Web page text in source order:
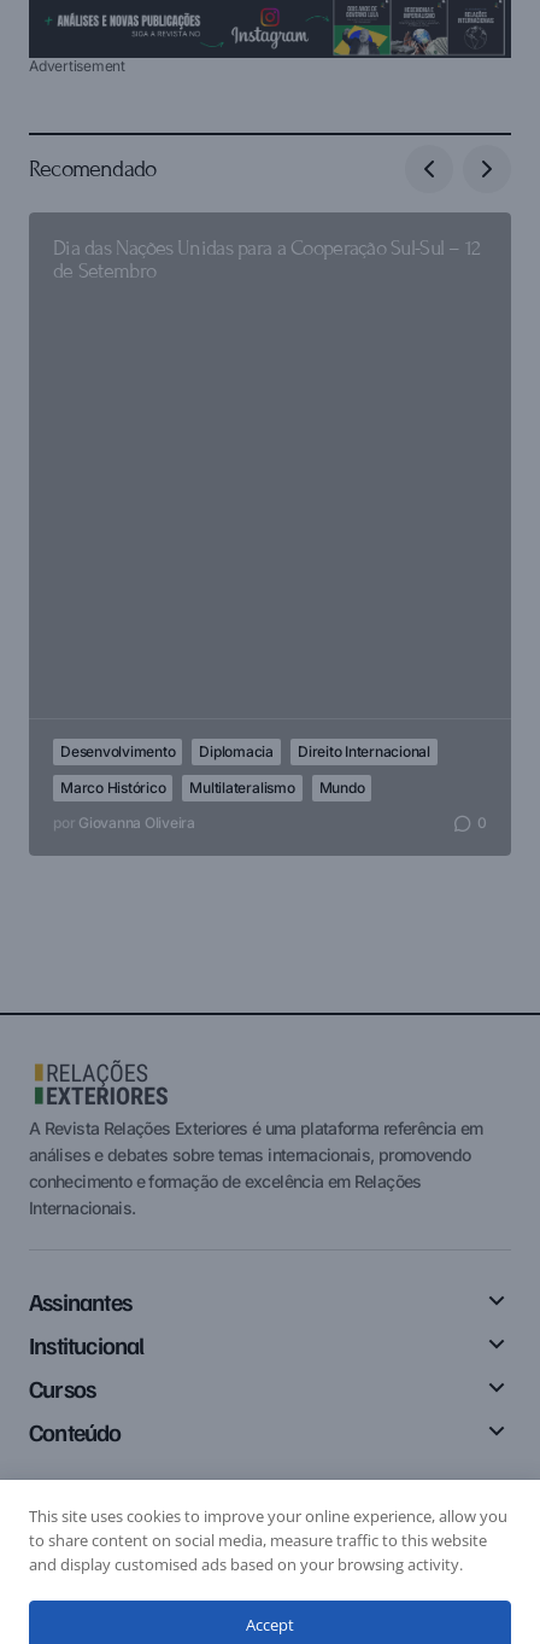
Advertisement
Recomendado
Dia das Nações Unidas para a Cooperação Sul-Sul – 12
de Setembro
Desenvolvimento Diplomacia
Direito Internacional
Marco Histórico
Multilateralismo
Mundo
por Giovanna Oliveira 0
A Revista Relações Exteriores é uma plataforma referência em
análises e debates sobre temas internacionais, promovendo
conhecimento e formação de excelência em Relações
Internacionais.
Assinantes
Institucional
Cursos
Conteúdo
Siga-nos
Submissão de Resenha
This site uses cookies to improve your online experience, allow you
to share content on social media, measure traffic to this website
and display customised ads based on your browsing activity.
Accept